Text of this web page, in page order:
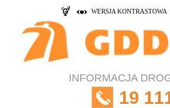
WERSJA KONTRASTOWA
INFORMACJA
19